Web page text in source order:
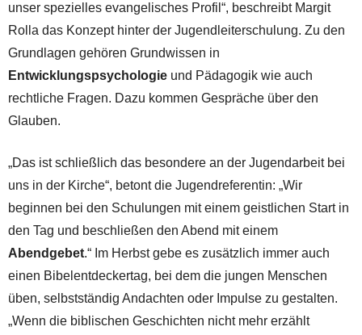
unser spezielles evangelisches Profil“, beschreibt Margit
Rolla das Konzept hinter der Jugendleiterschulung. Zu den
Grundlagen gehören Grundwissen in
Entwicklungspsychologie und Pädagogik wie auch
rechtliche Fragen. Dazu kommen Gespräche über den
Glauben.
„Das ist schließlich das besondere an der Jugendarbeit bei
uns in der Kirche“, betont die Jugendreferentin: „Wir
beginnen bei den Schulungen mit einem geistlichen Start in
den Tag und beschließen den Abend mit einem
Abendgebet.“ Im Herbst gebe es zusätzlich immer auch
einen Bibelentdeckertag, bei dem die jungen Menschen
üben, selbstständig Andachten oder Impulse zu gestalten.
„Wenn die biblischen Geschichten nicht mehr erzählt